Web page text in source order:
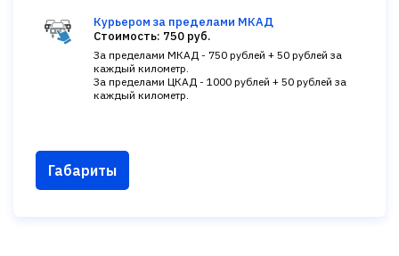
Курьером за пределами МКАД
Стоимость: 750 руб.
За пределами МКАД - 750 рублей + 50 рублей за
каждый километр.
За пределами ЦКАД - 1000 рублей + 50 рублей за
каждый километр.
Габариты